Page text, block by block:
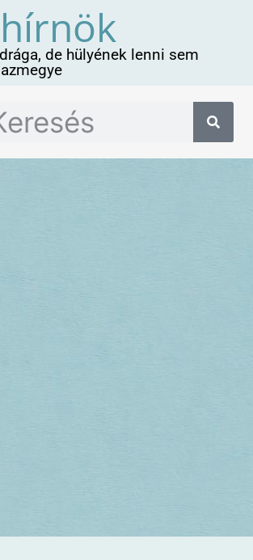
de hülyének lenni sem